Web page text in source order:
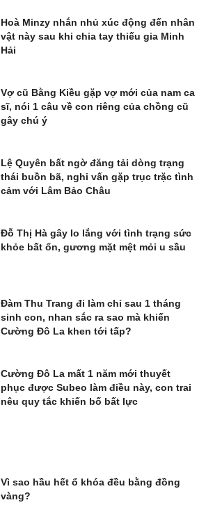
Hoà Minzy nhắn nhủ xúc động đến nhân
vật này sau khi chia tay thiếu gia Minh
Hải
Vợ cũ Bằng Kiều gặp vợ mới của nam ca
sĩ, nói 1 câu về con riêng của chồng cũ
gây chú ý
Lệ Quyên bất ngờ đăng tải dòng trạng
thái buồn bã, nghi vấn gặp trục trặc tình
cảm với Lâm Bảo Châu
Đỗ Thị Hà gây lo lắng với tình trạng sức
khỏe bất ổn, gương mặt mệt mỏi u sầu
Đàm Thu Trang đi làm chỉ sau 1 tháng
sinh con, nhan sắc ra sao mà khiến
Cường Đô La khen tới tấp?
Cường Đô La mất 1 năm mới thuyết
phục được Subeo làm điều này, con trai
nêu quy tắc khiến bố bất lực
Vì sao hầu hết ổ khóa đều bằng đồng
vàng?